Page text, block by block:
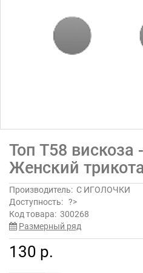
Топ Т58
Женский
Производитель: С ИГОЛОЧКИ
Доступность: ?>
Код товара: 300268
Размерный ряд
130 р.